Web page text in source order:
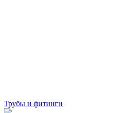
Трубы и фитинги